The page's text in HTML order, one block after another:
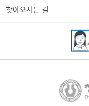
찾아오시는 길